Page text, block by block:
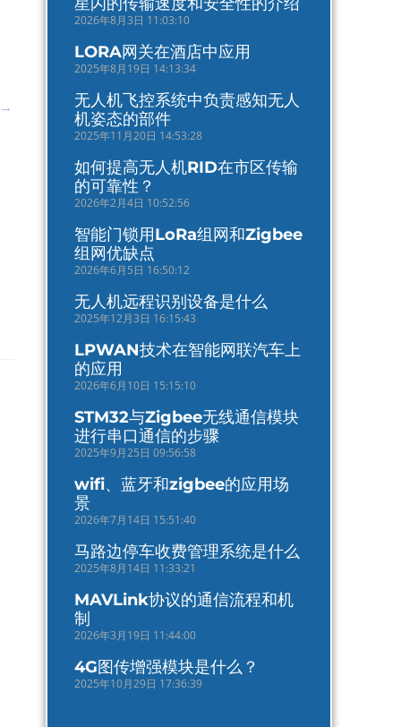
→
2026年8月3日 11:03:10
LORA网关在酒店中应用
2025年8月19日 14:13:34
无人机飞控系统中负责感知无人
机姿态的部件
2025年11月20日 14:53:28
如何提高无人机RID在市区传输
的可靠性？
2026年2月4日 10:52:56
智能门锁用LoRa组网和Zigbee
组网优缺点
2026年6月5日 16:50:12
无人机远程识别设备是什么
2025年12月3日 16:15:43
LPWAN技术在智能网联汽车上
的应用
2026年6月10日 15:15:10
STM32与Zigbee无线通信模块
进行串口通信的步骤
2025年9月25日 09:56:58
wifi、蓝牙和zigbee的应用场
景
2026年7月14日 15:51:40
马路边停车收费管理系统是什么
2025年8月14日 11:33:21
MAVLink协议的通信流程和机
制
2026年3月19日 11:44:00
4G图传增强模块是什么？
2025年10月29日 17:36:39